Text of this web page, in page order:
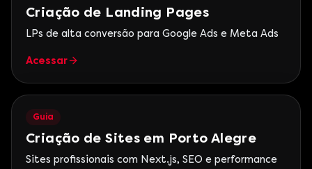
Criação de Landing Pages
LPs de alta conversão para Google Ads e Meta Ads
Acessar
Guia
Criação de Sites em Porto Alegre
Sites profissionais com Next.js, SEO e performance